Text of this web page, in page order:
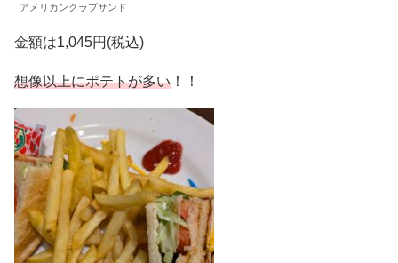
アメリカンクラブサンド
金額は1,045円(税込)
想像以上にポテトが多い ！！